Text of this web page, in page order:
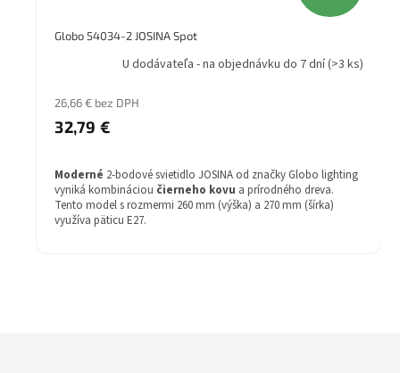
Globo 54034-2 JOSINA Spot
U dodávateľa - na objednávku do 7 dní(>3 ks)
26,66 € bez DPH
32,79 €
Moderné 2-bodové svietidlo JOSINA od značky Globo lighting
vyniká kombináciou čierneho kovu a prírodného dreva.
Tento model s rozmermi 260 mm (výška) a 270 mm (šírka)
využíva päticu E27.